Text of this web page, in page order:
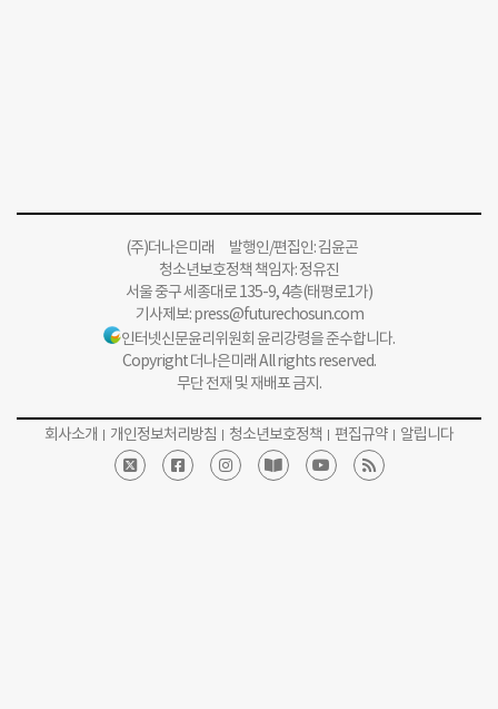
(주)더나은미래 발행인/편집인: 김윤곤
청소년보호정책 책임자: 정유진
서울 중구 세종대로 135-9, 4층(태평로1가)
기사제보:press@futurechosun.com
인터넷신문윤리위원회 윤리강령을 준수합니다.
Copyright 더나은미래 All rights reserved.
무단 전재 및 재배포 금지.
회사소개 개인정보처리방침 청소년보호정책 편집규약 알립니다